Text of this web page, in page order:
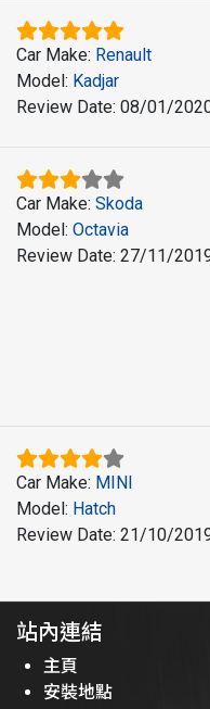
Car Make: Renault
Model: Kadjar
Review Date: 08/01/
Car Make: Skoda
Model: Octavia
Review Date: 27/11/
Car Make: MINI
Model: Hatch
Review Date: 21/10/
站內連結
主頁
安裝地點